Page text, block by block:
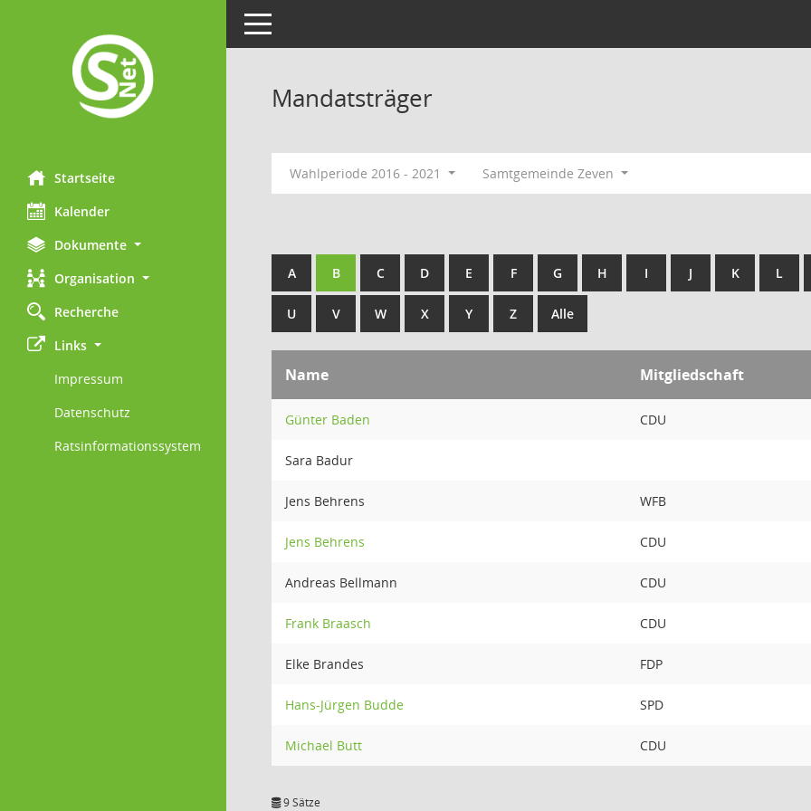
Startseite
Kalender
Dokumente
Organisation
Recherche
Links
Impressum
Datenschutz
Ratsinformationssystem
Toggle navigation
Mandatsträger
Wahlperiode 2016 - 2021 Samtgemeinde Zeven
A B C D E F G H I J K L
U V W X Y Z Alle
Name Mitgliedschaft
Günter Baden CDU
Sara Badur
Jens Behrens WFB
Jens Behrens CDU
Andreas Bellmann CDU
Frank Braasch CDU
Elke Brandes FDP
Hans-Jürgen Budde SPD
Michael Butt CDU
9 Sätze